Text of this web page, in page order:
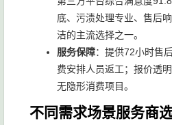
底、污渍处理专业、售后
洁的主流选择之一。
服务保障：提供72小时售
费安排人员返工；报价透
无隐形消费项目。
不同需求场景服务商